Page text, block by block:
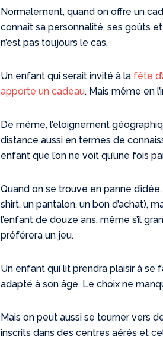
Normalement, quand on offre un
connait sa personnalité, ses goûts
n’est pas toujours le cas.
Un enfant qui serait invité à la fête
apporte un cadeau. Mais même en
De même, l’éloignement
distance aussi en termes de
enfant que l’on ne voit qu’une fois
Quand on se trouve en panne
shirt, un pantalon, un bon d’achat),
l’enfant de douze ans, même s’il
préférera un jeu.
Un enfant qui lit prendra plaisir à se
adapté à son âge. Le choix ne
Mais on peut aussi se tourner vers
inscrits dans des centres aérés et